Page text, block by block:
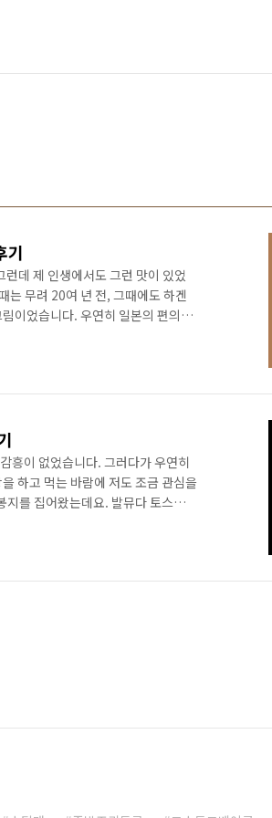
기
데 제 인생에서도 그런 맛이 있었
는 무려 20여 년 전, 그때에도 하겐
이었습니다. 우연히 일본의 편의점
즈 아이스크림은 이 제품을 기점으
리뷰 하겐다즈 크리스피 샌드위치
흥이 없었습니다. 그러다가 우연히
하고 먹는 바람에 저도 조금 관심을
를 집어왔는데요. 발뮤다 토스터에
트코 소금빵 가격& 칼로리 코스트
리기도 합니다. 일본의 베이커리인